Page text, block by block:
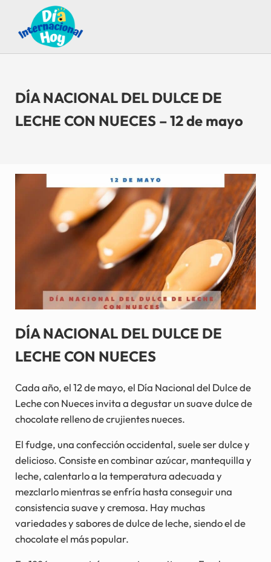
Saltar al contenido principal
Skip to after header navigation
Skip to site footer
Día Internacional Hoy
Guía para saber qué día internacional es hoy
DÍA NACIONAL DEL DULCE DE
LECHE CON NUECES – 12 de mayo
DÍA NACIONAL DEL DULCE DE
LECHE CON NUECES
Cada año, el 12 de mayo, el Día Nacional del Dulce de
Leche con Nueces invita a degustar un suave dulce de
chocolate relleno de crujientes nueces.
El fudge, una confección occidental, suele ser dulce y
delicioso. Consiste en combinar azúcar, mantequilla y
leche, calentarlo a la temperatura adecuada y
mezclarlo mientras se enfría hasta conseguir una
consistencia suave y cremosa. Hay muchas
variedades y sabores de dulce de leche, siendo el de
chocolate el más popular.